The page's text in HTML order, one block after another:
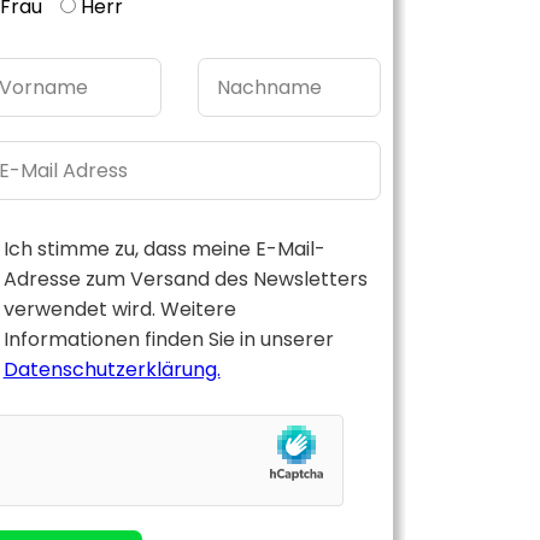
Frau Herr
Ich stimme zu, dass meine E-Mail-
Adresse zum Versand des Newsletters
verwendet wird. Weitere
Informationen finden Sie in unserer
Datenschutzerklärung.